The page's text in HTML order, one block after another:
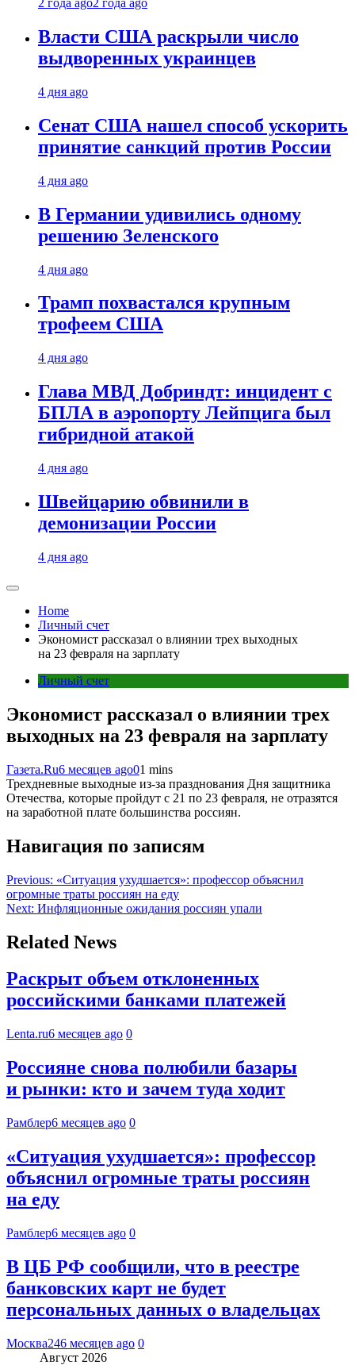
2 года ago2 года ago
Власти США раскрыли число
выдворенных украинцев
4 дня ago
Сенат США нашел способ ускорить
принятие санкций против России
4 дня ago
В Германии удивились одному
решению Зеленского
4 дня ago
Трамп похвастался крупным
трофеем США
4 дня ago
Глава МВД Добриндт: инцидент с
БПЛА в аэропорту Лейпцига был
гибридной атакой
4 дня ago
Швейцарию обвинили в
демонизации России
4 дня ago
Home
Личный счет
Экономист рассказал о влиянии трех выходных
на 23 февраля на зарплату
Личный счет
Экономист рассказал о влиянии трех
выходных на 23 февраля на зарплату
Газета.Ru6 месяцев ago01 mins
Трехдневные выходные из-за празднования Дня защитника
Отечества, которые пройдут с 21 по 23 февраля, не отразятся
на заработной плате большинства россиян.
Навигация по записям
Previous: «Ситуация ухудшается»: профессор объяснил
огромные траты россиян на еду
Next: Инфляционные ожидания россиян упали
Related News
Раскрыт объем отклоненных
российскими банками платежей
Lenta.ru6 месяцев ago 0
Россияне снова полюбили базары
и рынки: кто и зачем туда ходит
Рамблер6 месяцев ago 0
«Ситуация ухудшается»: профессор
объяснил огромные траты россиян
на еду
Рамблер6 месяцев ago 0
В ЦБ РФ сообщили, что в реестре
банковских карт не будет
персональных данных о владельцах
Москва246 месяцев ago 0
Август 2026